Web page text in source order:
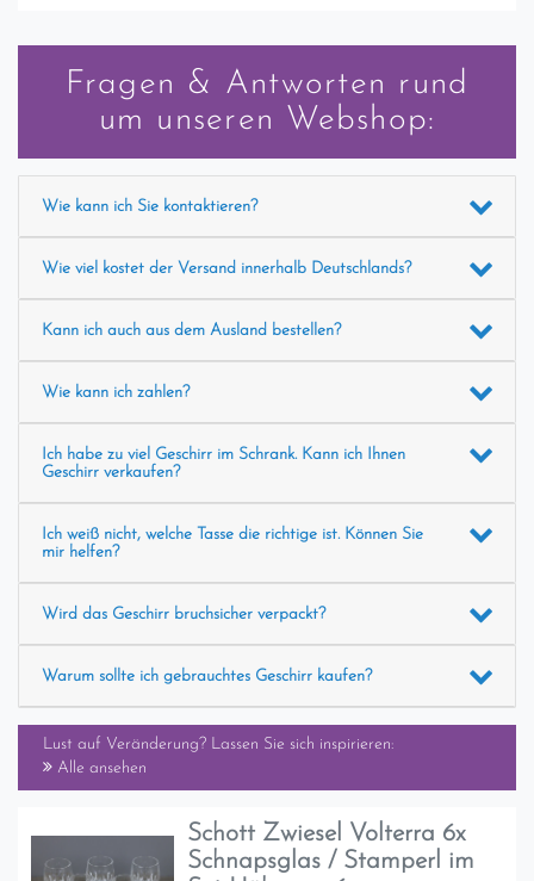
Fragen & Antworten rund
um unseren Webshop:
Wie kann ich Sie kontaktieren?
Wie viel kostet der Versand innerhalb Deutschlands?
Kann ich auch aus dem Ausland bestellen?
Wie kann ich zahlen?
Ich habe zu viel Geschirr im Schrank. Kann ich Ihnen
Geschirr verkaufen?
Ich weiß nicht, welche Tasse die richtige ist. Können Sie
mir helfen?
Wird das Geschirr bruchsicher verpackt?
Warum sollte ich gebrauchtes Geschirr kaufen?
Lust auf Veränderung? Lassen Sie sich inspirieren:
Alle ansehen
Schott Zwiesel Volterra 6x
Schnapsglas / Stamperl im